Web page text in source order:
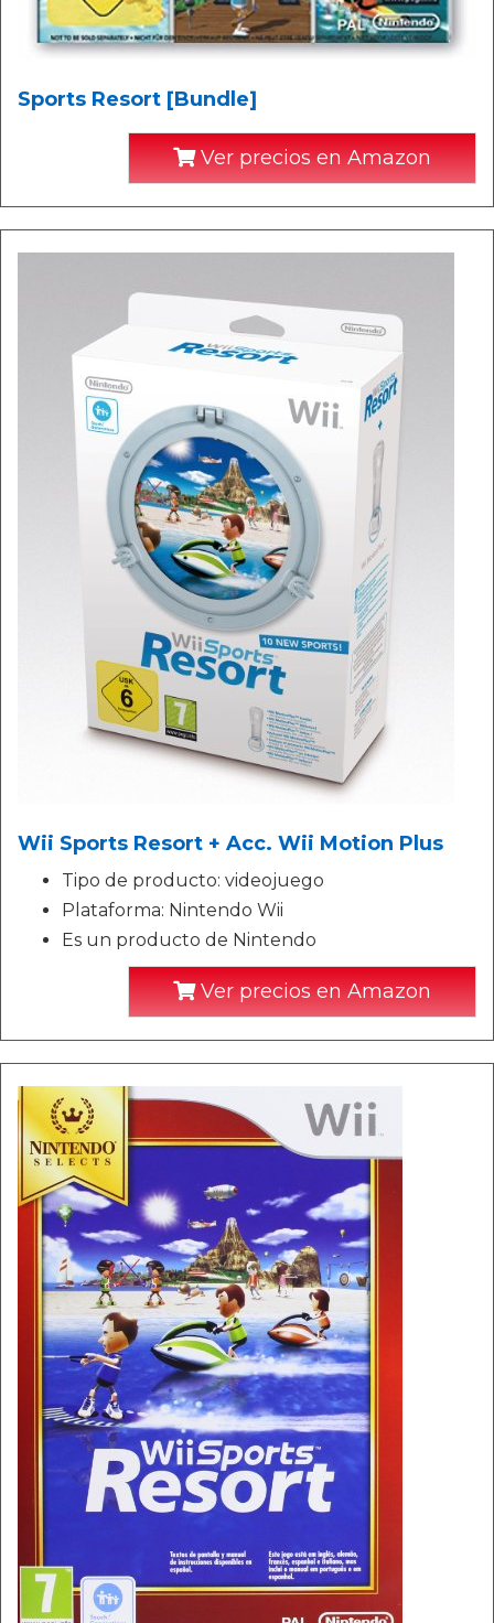
Sports Resort [Bundle]
Ver precios en Amazon
Wii Sports Resort + Acc. Wii Motion Plus
Tipo de producto: videojuego
Plataforma: Nintendo Wii
Es un producto de Nintendo
Ver precios en Amazon